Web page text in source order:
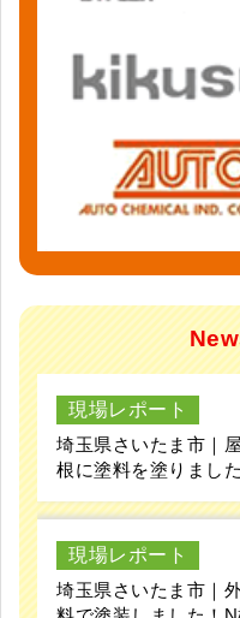
現場レポート
埼玉県さいたま市｜
根に塗料を塗りまし
現場レポート
埼玉県さいたま市｜